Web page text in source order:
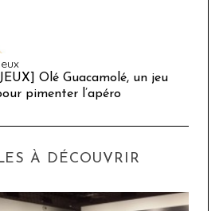
[JEUX] Olé Guacamolé, un jeu
pimenter l’apéro
À DÉCOUVRIR